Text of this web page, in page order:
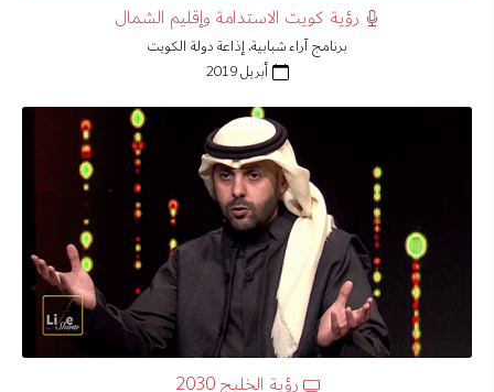
رؤية كويت الاستدامة وإقليم الشمال
برنامج آراء شبابية، إذاعة دولة الكويت
أبريل 2019
رؤية الخليج 2030